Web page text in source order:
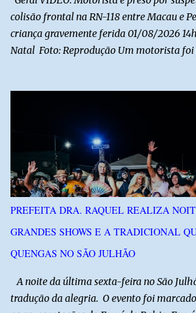
colisão frontal na RN-118 entre Macau e
criança gravemente ferida 01/08/2026
Natal Foto: Reprodução Um motorista
Um dos condutores apresentava sinais
ao Hospital Regional Tarcísio Maia, em
flagrante. O exame pericial para confirmar
organismo está em andamento. No outro
funcionários da Caern que seguiam para
motorista e uma mulher sofreram
estava no carro com o grupo, ficou
entubada e foi transferida de helicóptero...
PREFEITA DRA. RAQUEL REALIZA
GRANDES SHOWS E A TRADICIONAL
QUENGAS NO SÃO JULHÃO
A noite da última sexta-feira no São
tradução da alegria. O evento foi